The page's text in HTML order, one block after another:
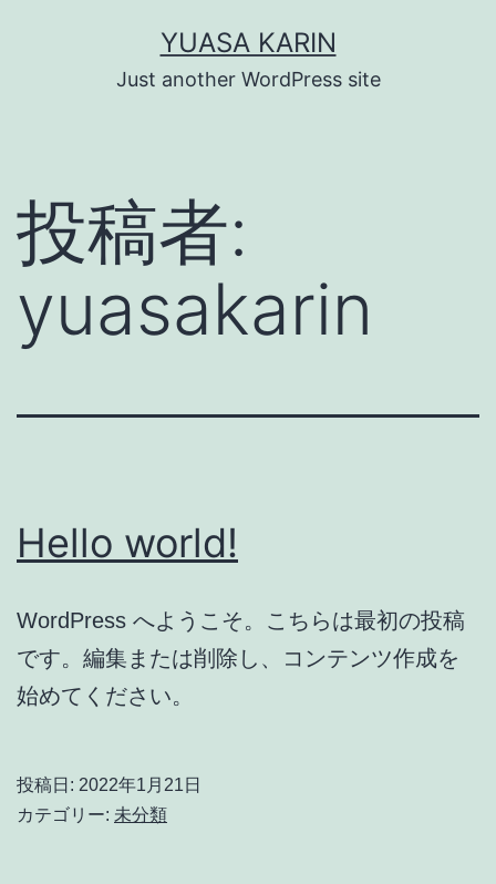
ス
YUASA KARIN
Just another WordPress site
投稿者:
yuasakarin
Hello world!
WordPress へようこそ。こちらは最初の投稿
です。編集または削除し、コンテンツ作成を
始めてください。
投稿日: 2022年1月21日
カテゴリー: 未分類